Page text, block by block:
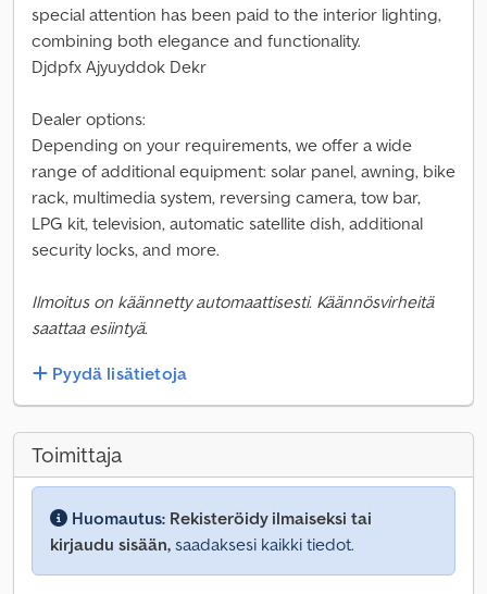
special attention has been paid to the interior lighting,
combining both elegance and functionality.
Djdpfx Ajyuyddok Dekr
Dealer options:
Depending on your requirements, we offer a wide
range of additional equipment: solar panel, awning, bike
rack, multimedia system, reversing camera, tow bar,
LPG kit, television, automatic satellite dish, additional
security locks, and more.
Ilmoitus on käännetty automaattisesti. Käännösvirheitä
saattaa esiintyä.
Pyydä lisätietoja
Toimittaja
Huomautus: Rekisteröidy ilmaiseksi tai
kirjaudu sisään, saadaksesi kaikki tiedot.